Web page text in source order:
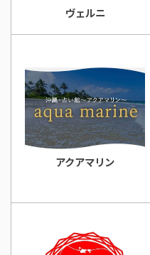
ヴェルニ
アクアマリン